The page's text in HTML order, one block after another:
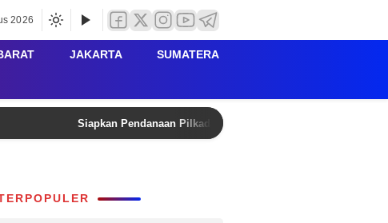
2026
JAKARTA SUMATERA
Siapkan Pendanaan Pilkada Lebak 2029, Kanwil Kemenkum